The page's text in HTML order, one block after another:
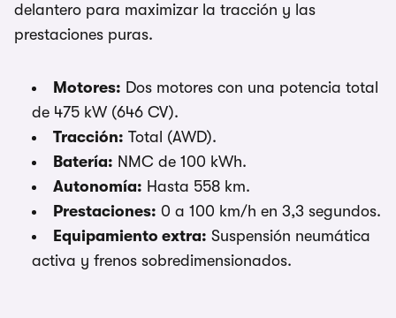
delantero para maximizar la tracción y las
prestaciones puras.
Motores: Dos motores con una potencia total
de 475 kW (646 CV).
Tracción: Total (AWD).
Batería: NMC de 100 kWh.
Autonomía: Hasta 558 km.
Prestaciones: 0 a 100 km/h en 3,3 segundos.
Equipamiento extra: Suspensión neumática
activa y frenos sobredimensionados.